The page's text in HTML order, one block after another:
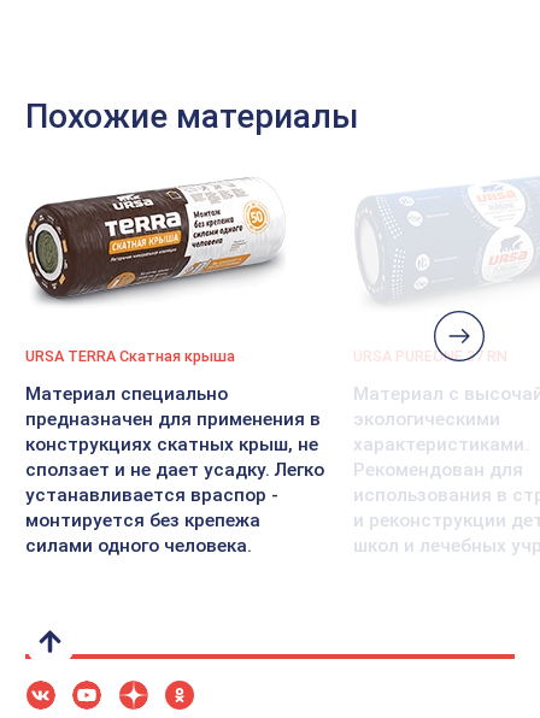
Похожие материалы
URSA TERRA Скатная крыша
Материал специально
предназначен для применения в
конструкциях скатных крыш, не
сползает и не дает усадку. Легко
устанавливается враспор -
монтируется без крепежа
силами одного человека.
URSA PUREONE 37 RN
Материал с
экологическими
характеристиками.
Рекомендован для
использования в
и реконструкции
школ и лечебных